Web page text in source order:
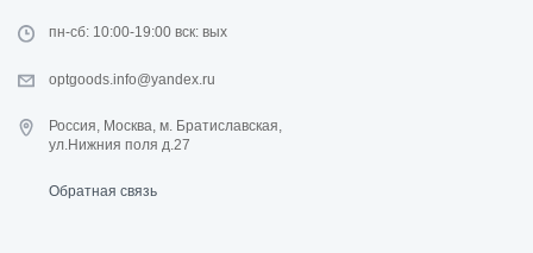
пн-сб: 10:00-19:00 вск: вых
optgoods.info@yandex.ru
Россия, Москва, м. Братиславская,
ул.Нижния поля д.27
Обратная связь